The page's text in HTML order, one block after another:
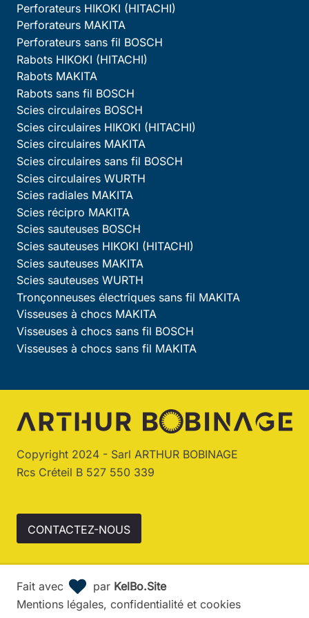
Perforateurs HIKOKI (HITACHI)
Perforateurs MAKITA
Perforateurs sans fil BOSCH
Rabots HIKOKI (HITACHI)
Rabots MAKITA
Rabots sans fil BOSCH
Scies circulaires BOSCH
Scies circulaires HIKOKI (HITACHI)
Scies circulaires MAKITA
Scies circulaires sans fil BOSCH
Scies circulaires WURTH
Scies radiales MAKITA
Scies récipro MAKITA
Scies sauteuses BOSCH
Scies sauteuses HIKOKI (HITACHI)
Scies sauteuses MAKITA
Scies sauteuses WURTH
Tronçonneuses électriques sans fil MAKITA
Visseuses à chocs MAKITA
Visseuses à chocs sans fil BOSCH
Visseuses à chocs sans fil MAKITA
Copyright 2024 - Sarl ARTHUR BOBINAGE
Rcs Créteil B 527 550 339
CONTACTEZ-NOUS
Fait avec par KelBo.Site
Mentions légales, confidentialité et cookies